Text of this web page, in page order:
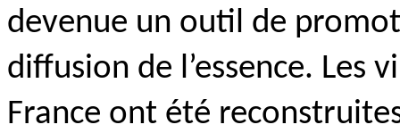
devenue un outil de
diffusion de l’essence. Les
France ont été